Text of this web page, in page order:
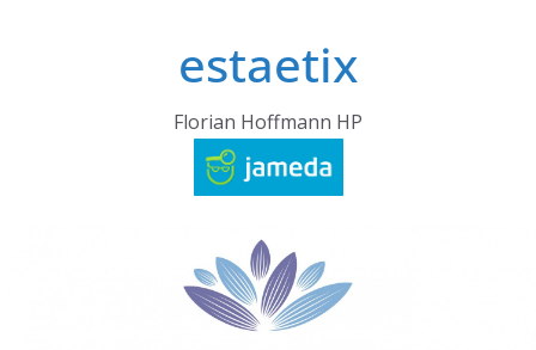
estaetix
Florian Hoffmann HP